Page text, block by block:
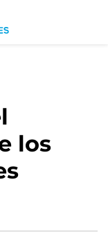
los